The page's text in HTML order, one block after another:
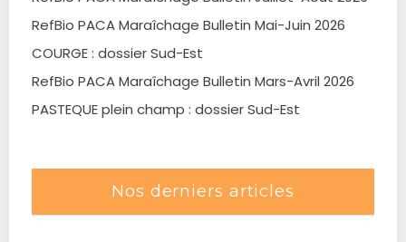
RefBio PACA Maraîchage Bulletin Mai-Juin 2026
COURGE : dossier Sud-Est
RefBio PACA Maraîchage Bulletin Mars-Avril 2026
PASTEQUE plein champ : dossier Sud-Est
Nos derniers articles